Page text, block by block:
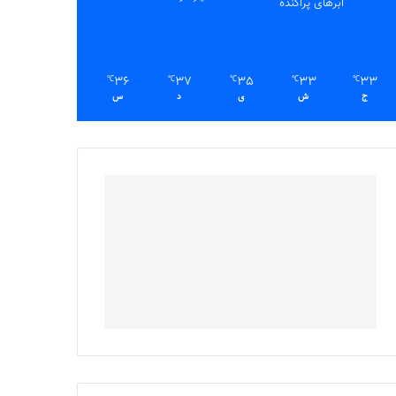
ابرهای پراکنده
33
℃
ج
33
℃
ش
35
℃
ی
37
℃
د
36
℃
س